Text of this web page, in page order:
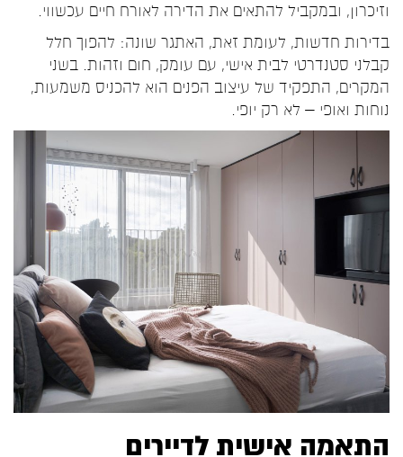
וזיכרון, ובמקביל להתאים את הדירה לאורח חיים עכשווי.
בדירות חדשות, לעומת זאת, האתגר שונה: להפוך חלל
קבלני סטנדרטי לבית אישי, עם עומק, חום וזהות. בשני
המקרים, התפקיד של עיצוב הפנים הוא להכניס משמעות,
נוחות ואופי – לא רק יופי.
התאמה אישית לדיירים